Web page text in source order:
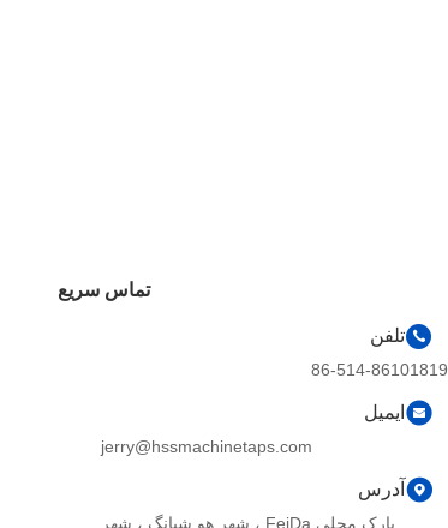
تماس سریع
تلفن
86-514-86101819
ایمیل
jerry@hssmachinetaps.com
آدرس
پارک محلی FeiDa ، شهر هو شیانگ ، شهر